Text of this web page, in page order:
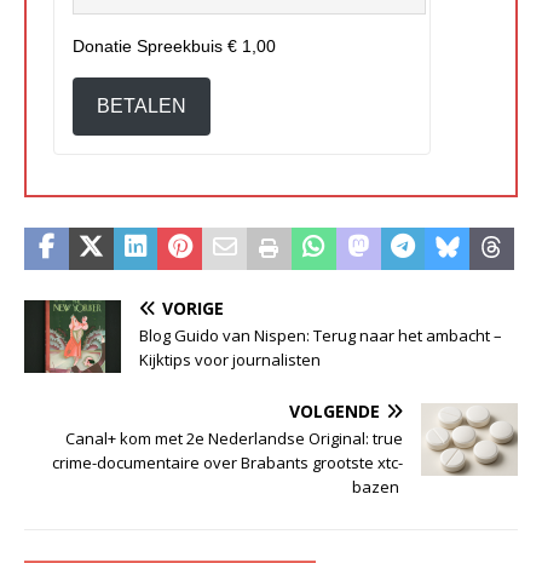
Donatie Spreekbuis € 1,00
BETALEN
VORIGE
Blog Guido van Nispen: Terug naar het ambacht –
Kijktips voor journalisten
VOLGENDE
Canal+ kom met 2e Nederlandse Original: true
crime-documentaire over Brabants grootste xtc-
bazen